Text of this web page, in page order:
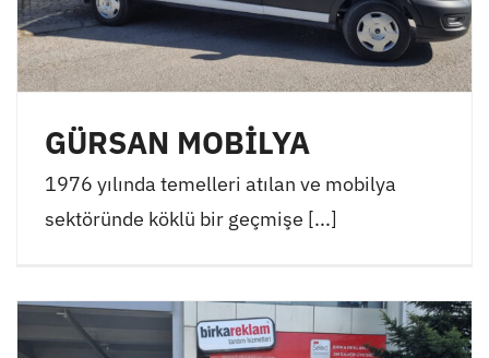
GÜRSAN MOBİLYA
1976 yılında temelleri atılan ve mobilya
sektöründe köklü bir geçmişe [...]